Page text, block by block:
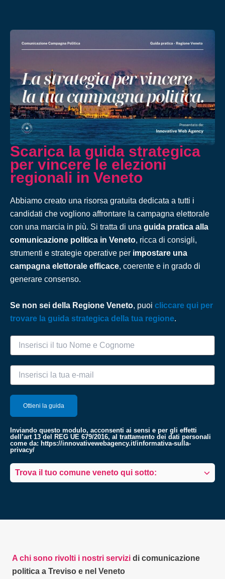
Scarica la guida strategica
per vincere le elezioni
regionali in Veneto
Abbiamo creato una risorsa gratuita dedicata a tutti i
candidati che vogliono affrontare la campagna elettorale
con una marcia in più. Si tratta di una guida pratica alla
comunicazione politica in Veneto, ricca di consigli,
strumenti e strategie operative per impostare una
campagna elettorale efficace, coerente e in grado di
generare consenso.
Se non sei della Regione Veneto, puoi cliccare qui per
trovare la guida strategica della tua regione.
Inviando questo modulo, acconsenti ai sensi e per gli effetti
dell’art 13 del REG UE 679/2016, al trattamento dei dati personali
come da: https://innovativewebagency.it/informativa-sulla-
privacy/
Trova il tuo comune veneto qui sotto:
A chi sono rivolti i nostri servizi di comunicazione
politica a Treviso e nel Veneto